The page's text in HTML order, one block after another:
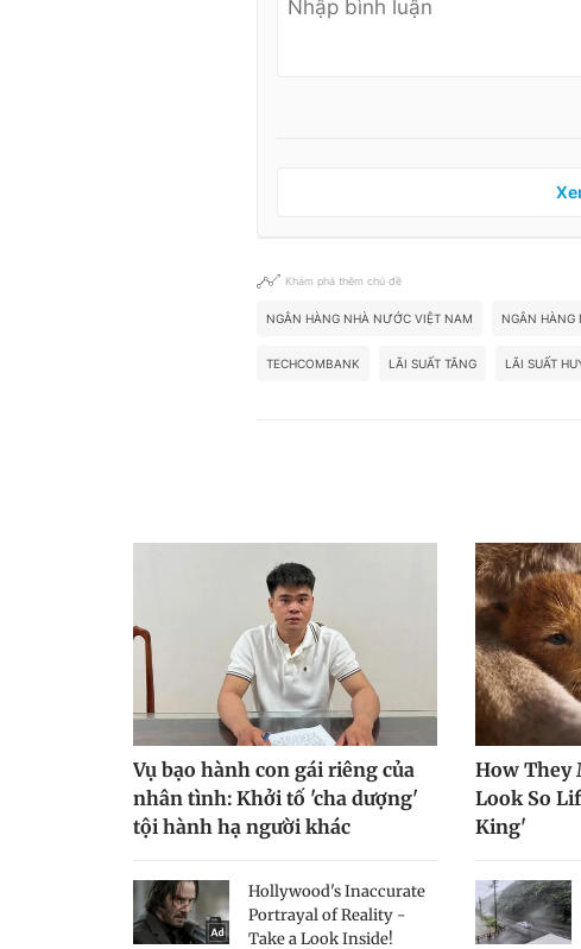
Khám phá thêm chủ đề
NGÂN HÀNG NHÀ NƯỚC VIỆT NAM NGÂN HÀNG
TECHCOMBANK LÃI SUẤT TĂNG LÃI SUẤT